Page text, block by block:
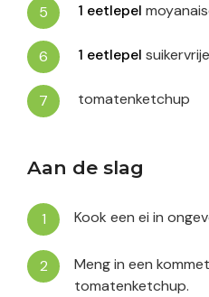
1 eetlepel
1 eetlepel suikervrije
tomatenketchup
Aan de slag
Kook een ei in
Meng in een
tomatenketchup.